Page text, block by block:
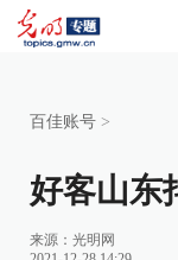
百佳账号 >
好客山东
来源：光明网